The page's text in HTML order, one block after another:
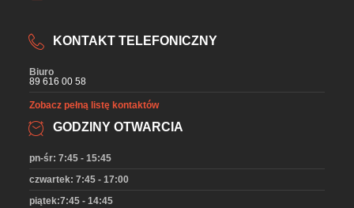
KONTAKT TELEFONICZNY
Biuro
89 616 00 58
Zobacz pełną listę kontaktów
GODZINY OTWARCIA
pn-śr: 7:45 - 15:45
czwartek: 7:45 - 17:00
piątek:7:45 - 14:45